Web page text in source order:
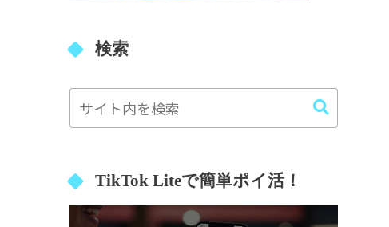
検索
TikTok Liteで簡単ポイ活！